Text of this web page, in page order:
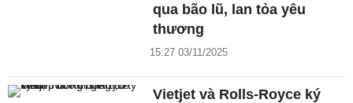
qua bão lũ, lan tỏa yêu
thương
15:27 03/11/2025
Vietjet và Rolls-Royce ký